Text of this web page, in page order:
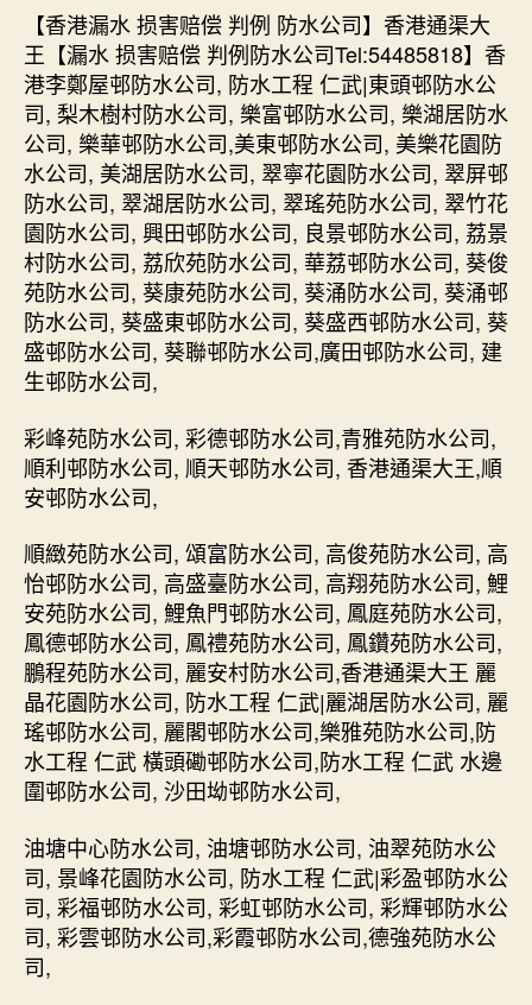
通
渠|
香
港
通
渠
大
王|54485818
建
築
物
防
水
新
渠|
通
渠
維
修
水
喉〉
中
【香港漏水 损害赔偿 判例 防水公司】香港通渠大
王【漏水 损害赔偿 判例防水公司Tel:54485818】香
港李鄭屋邨防水公司, 防水工程 仁武|東頭邨防水公
司, 梨木樹村防水公司, 樂富邨防水公司, 樂湖居防水
公司, 樂華邨防水公司,美東邨防水公司, 美樂花園防
水公司, 美湖居防水公司, 翠寧花園防水公司, 翠屏邨
防水公司, 翠湖居防水公司, 翠瑤苑防水公司, 翠竹花
園防水公司, 興田邨防水公司, 良景邨防水公司, 荔景
村防水公司, 荔欣苑防水公司, 華荔邨防水公司, 葵俊
苑防水公司, 葵康苑防水公司, 葵涌防水公司, 葵涌邨
防水公司, 葵盛東邨防水公司, 葵盛西邨防水公司, 葵
盛邨防水公司, 葵聯邨防水公司,廣田邨防水公司, 建
生邨防水公司,
彩峰苑防水公司, 彩德邨防水公司,青雅苑防水公司,
順利邨防水公司, 順天邨防水公司, 香港通渠大王,順
安邨防水公司,
順緻苑防水公司, 頌富防水公司, 高俊苑防水公司, 高
怡邨防水公司, 高盛臺防水公司, 高翔苑防水公司, 鯉
安苑防水公司, 鯉魚門邨防水公司, 鳳庭苑防水公司,
鳳德邨防水公司, 鳳禮苑防水公司, 鳳鑽苑防水公司,
鵬程苑防水公司, 麗安村防水公司,香港通渠大王 麗
晶花園防水公司, 防水工程 仁武|麗湖居防水公司, 麗
瑤邨防水公司, 麗閣邨防水公司,樂雅苑防水公司,防
水工程 仁武 橫頭磡邨防水公司,防水工程 仁武 水邊
圍邨防水公司, 沙田坳邨防水公司,
油塘中心防水公司, 油塘邨防水公司, 油翠苑防水公
司, 景峰花園防水公司, 防水工程 仁武|彩盈邨防水公
司, 彩福邨防水公司, 彩虹邨防水公司, 彩輝邨防水公
司, 彩雲邨防水公司,彩霞邨防水公司,德強苑防水公
司,